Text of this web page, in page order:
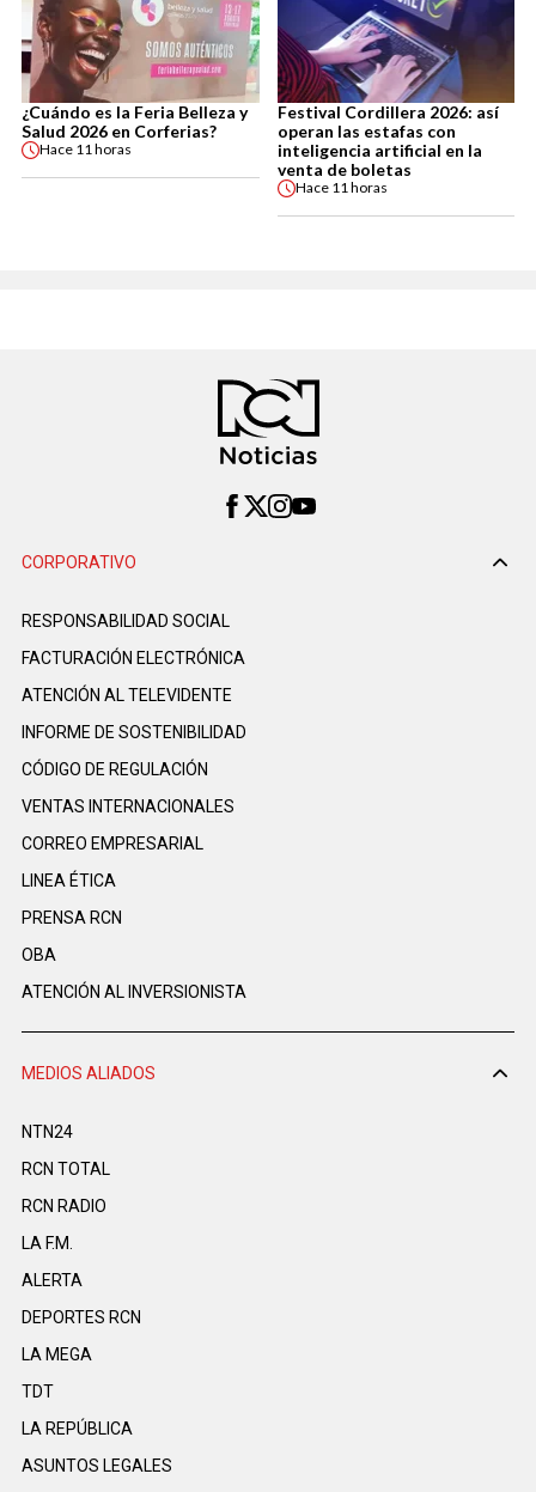
¿Cuándo es la Feria Belleza y
Salud 2026 en Corferias?
Hace 11 horas
Festival Cordillera 2026: así
operan las estafas con
inteligencia artificial en la
venta de boletas
Hace 11 horas
CORPORATIVO
RESPONSABILIDAD SOCIAL
FACTURACIÓN ELECTRÓNICA
ATENCIÓN AL TELEVIDENTE
INFORME DE SOSTENIBILIDAD
CÓDIGO DE REGULACIÓN
VENTAS INTERNACIONALES
CORREO EMPRESARIAL
LINEA ÉTICA
PRENSA RCN
OBA
ATENCIÓN AL INVERSIONISTA
MEDIOS ALIADOS
NTN24
RCN TOTAL
RCN RADIO
LA F.M.
ALERTA
DEPORTES RCN
LA MEGA
TDT
LA REPÚBLICA
ASUNTOS LEGALES